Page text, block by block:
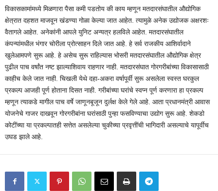
विकासकामांमध्ये मिळणारा पैसा कमी पडतोय की काय म्हणून मतदारसंघातील औद्योगिक
क्षेत्रात दहशत माजवून खंडण्या गोळा केल्या जात आहेत. त्यामुळे अनेक उद्योजक अक्षरशः
वैतागले आहेत. अनेकांनी आपले युनिट अन्यत्र हलविले आहेत. मतदारसंघातील
कंपन्यांमधील भंगार चोरीला प्रोत्साहन दिले जात आहे. हे सर्व राजकीय आशिर्वादाने
खुलेआमपणे सुरू आहे. हे असेच सुरू राहिल्यास भोसरी मतदारसंघातील औद्योगिक क्षेत्र
पुढील पाच वर्षांत नष्ट झाल्याशिवाय राहणार नाही. मतदारसंघात गोरगरीबांच्या विकासासाठी
काहीच केले जात नाही. चिखली येथे दहा-अकरा वर्षापूर्वी सुरू असलेला स्वस्त घरकुल
प्रकल्प आजही पूर्ण होताना दिसत नाही. गरीबांच्या घरांचे स्वप्न पूर्ण करणारा हा प्रकल्प
म्हणून त्याकडे मागील पाच वर्षे जाणूनबूजून दुर्लक्ष केले गेले आहे. आता प्रधानमंत्री आवास
योजनेचे गाजर दाखवून गोरगरीबांना घरांसाठी पुन्हा फसविण्याचा उद्योग सुरू आहे. शेकडो
कोटींच्या या प्रकल्पातही सत्तेत असलेल्या चुकीच्या प्रवृत्तींची भागिदारी असल्याचे यापूर्वीच
उघड झाले आहे.